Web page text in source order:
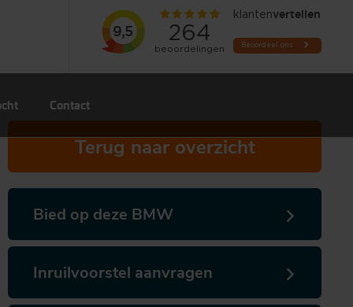
Contact
Terug naar overzicht
Bied op deze BMW
Inruilvoorstel aanvragen